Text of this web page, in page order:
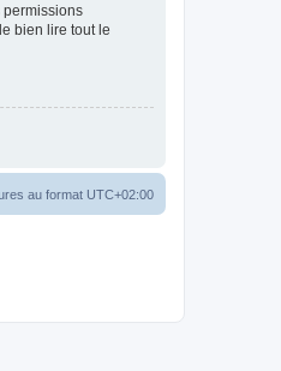
permissions
bien lire tout le
au format UTC+02:00